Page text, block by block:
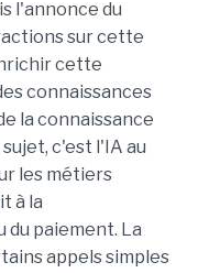
l'annonce du
sur cette
cette
connaissances
la connaissance
c'est l'IA au
les métiers
à la
du paiement. La
appels simples